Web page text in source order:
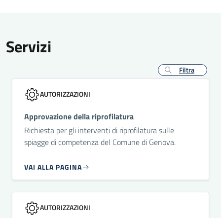
Servizi
Filtra
AUTORIZZAZIONI
Approvazione della riprofilatura
Richiesta per gli interventi di riprofilatura sulle
spiagge di competenza del Comune di Genova.
VAI ALLA PAGINA
AUTORIZZAZIONI